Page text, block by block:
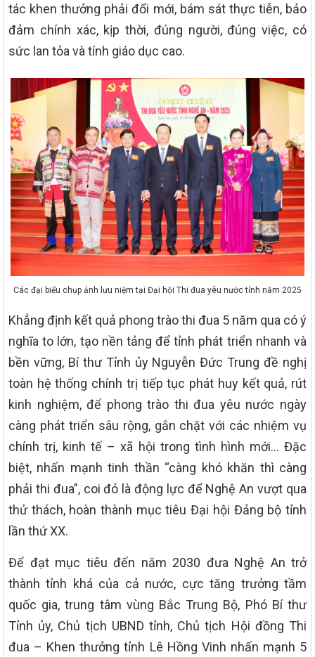
tác khen thưởng phải đổi mới, bám sát thực tiễn, bảo
đảm chính xác, kịp thời, đúng người, đúng việc, có
sức lan tỏa và tính giáo dục cao.
Các đại biểu chụp ảnh lưu niệm tại Đại hội Thi đua yêu nước tỉnh năm 2025
Khẳng định kết quả phong trào thi đua 5 năm qua có ý
nghĩa to lớn, tạo nền tảng để tỉnh phát triển nhanh và
bền vững, Bí thư Tỉnh ủy Nguyễn Đức Trung đề nghị
toàn hệ thống chính trị tiếp tục phát huy kết quả, rút
kinh nghiệm, để phong trào thi đua yêu nước ngày
càng phát triển sâu rộng, gắn chặt với các nhiệm vụ
chính trị, kinh tế – xã hội trong tình hình mới… Đặc
biệt, nhấn mạnh tinh thần “càng khó khăn thì càng
phải thi đua”, coi đó là động lực để Nghệ An vượt qua
thử thách, hoàn thành mục tiêu Đại hội Đảng bộ tỉnh
lần thứ XX.
Để đạt mục tiêu đến năm 2030 đưa Nghệ An trở
thành tỉnh khá của cả nước, cực tăng trưởng tầm
quốc gia, trung tâm vùng Bắc Trung Bộ, Phó Bí thư
Tỉnh ủy, Chủ tịch UBND tỉnh, Chủ tịch Hội đồng Thi
đua – Khen thưởng tỉnh Lê Hồng Vinh nhấn mạnh 5